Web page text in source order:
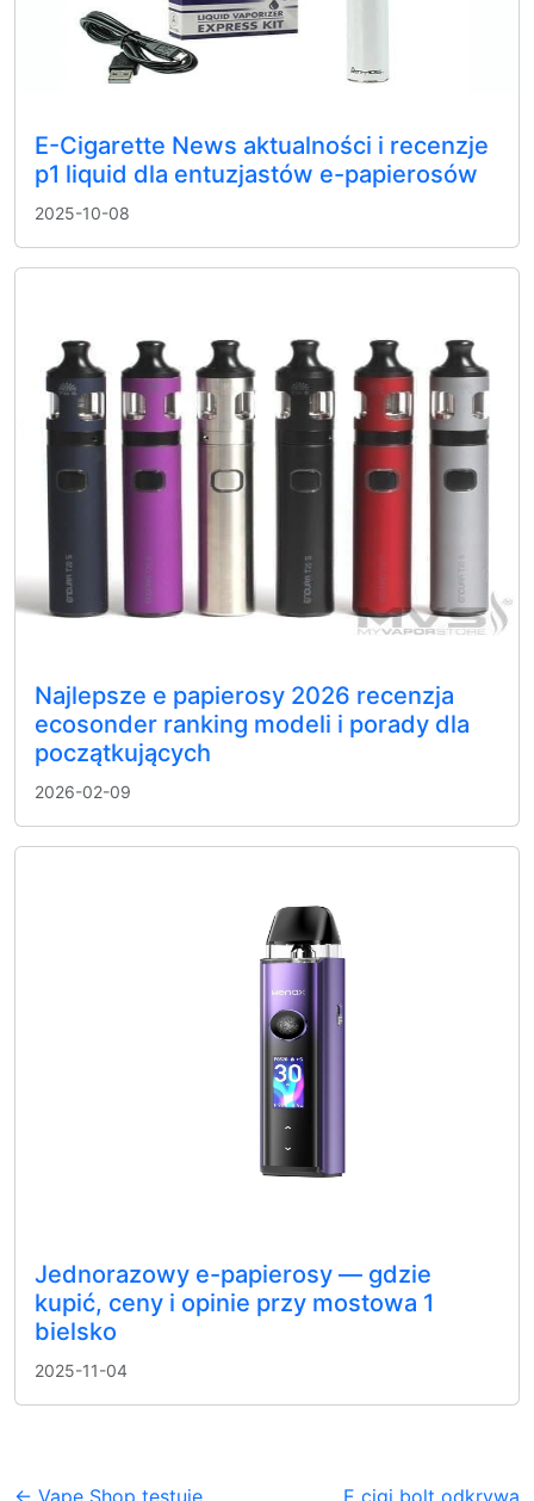
E-Cigarette News aktualności i recenzje
p1 liquid dla entuzjastów e-papierosów
2025-10-08
Najlepsze e papierosy 2026 recenzja
ecosonder ranking modeli i porady dla
początkujących
2026-02-09
Jednorazowy e-papierosy — gdzie
kupić, ceny i opinie przy mostowa 1
bielsko
2025-11-04
← Vape Shop testuje E cigi bolt odkrywa